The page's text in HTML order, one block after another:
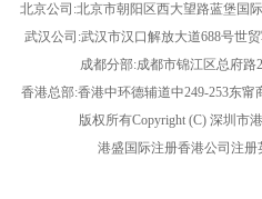
北京公司:北京市朝阳区西大望路蓝堡国
武汉公司:武汉市汉口解放大道688号世
成都分部:成都市锦江区总府路
香港总部:香港中环德辅道中249-253东甯
版权所有Copyright (C) 深圳市
港盛国际注册香港公司 注册